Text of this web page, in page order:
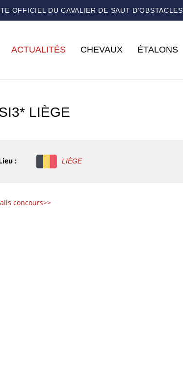
OFFICIEL DU CAVALIER DE SAUT
ACTUALITÉS CHEVAUX ÉTALONS
LIÈGE
: LIÈGE
concours>>